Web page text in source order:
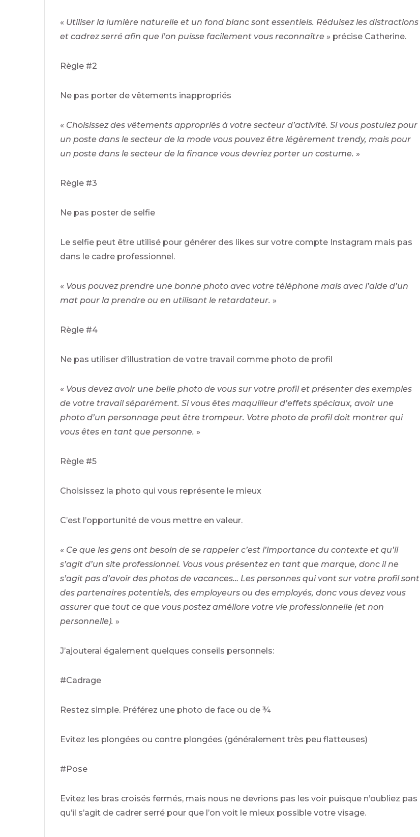
« Utiliser la lumière naturelle et un fond blanc sont essentiels. Réduisez les distractions
et cadrez serré afin que l’on puisse facilement vous reconnaître » précise Catherine.
Règle #2
Ne pas porter de vêtements inappropriés
« Choisissez des vêtements appropriés à votre secteur d’activité. Si vous postulez pour
un poste dans le secteur de la mode vous pouvez être légèrement trendy, mais pour
un poste dans le secteur de la finance vous devriez porter un costume. »
Règle #3
Ne pas poster de selfie
Le selfie peut être utilisé pour générer des likes sur votre compte Instagram mais pas
dans le cadre professionnel.
« Vous pouvez prendre une bonne photo avec votre téléphone mais avec l’aide d’un
mat pour la prendre ou en utilisant le retardateur. »
Règle #4
Ne pas utiliser d’illustration de votre travail comme photo de profil
« Vous devez avoir une belle photo de vous sur votre profil et présenter des exemples
de votre travail séparément. Si vous êtes maquilleur d’effets spéciaux, avoir une
photo d’un personnage peut être trompeur. Votre photo de profil doit montrer qui
vous êtes en tant que personne. »
Règle #5
Choisissez la photo qui vous représente le mieux
C’est l’opportunité de vous mettre en valeur.
« Ce que les gens ont besoin de se rappeler c’est l’importance du contexte et qu’il
s’agit d’un site professionnel. Vous vous présentez en tant que marque, donc il ne
s’agit pas d’avoir des photos de vacances… Les personnes qui vont sur votre profil sont
des partenaires potentiels, des employeurs ou des employés, donc vous devez vous
assurer que tout ce que vous postez améliore votre vie professionnelle (et non
personnelle). »
J’ajouterai également quelques conseils personnels:
#Cadrage
Restez simple. Préférez une photo de face ou de ¾
Evitez les plongées ou contre plongées (généralement très peu flatteuses)
#Pose
Evitez les bras croisés fermés, mais nous ne devrions pas les voir puisque n’oubliez pas
qu’il s’agit de cadrer serré pour que l’on voit le mieux possible votre visage.